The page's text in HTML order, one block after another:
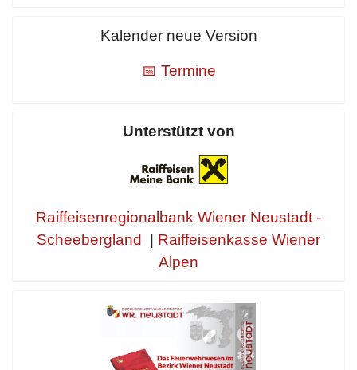
Kalender neue Version
📅 Termine
Unterstützt von
Raiffeisenregionalbank Wiener Neustadt -
Scheebergland
Raiffeisenkasse Wiener
Alpen